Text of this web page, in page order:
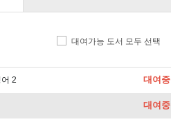
대여가능 도서 모두 선택
2 대여중
대여중